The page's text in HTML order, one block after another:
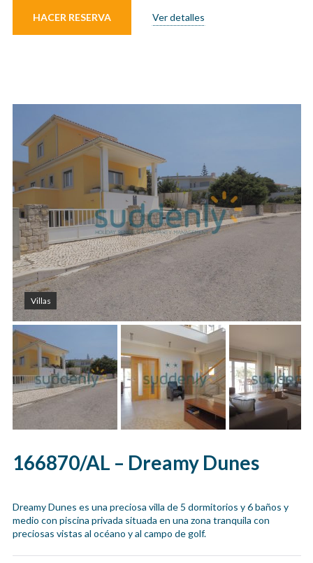
Ver detalles
HACER RESERVA
Villas
166870/AL – Dreamy Dunes
Dreamy Dunes es una preciosa villa de 5 dormitorios y 6 baños y
medio con piscina privada situada en una zona tranquila con
preciosas vistas al océano y al campo de golf.